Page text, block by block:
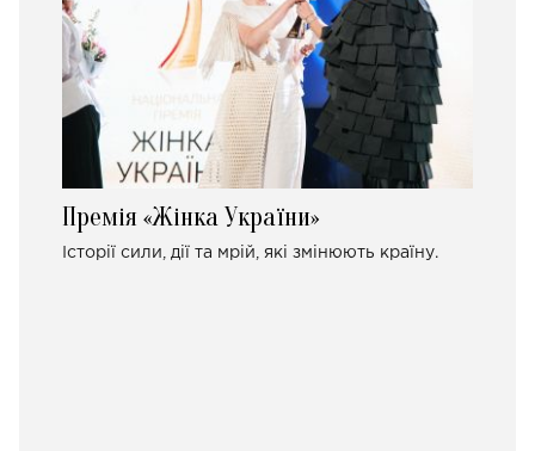
Премія «Жінка України»
Історії сили, дії та мрій, які змінюють країну.